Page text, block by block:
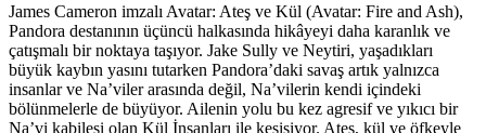
James Cameron imzalı Avatar: Ateş ve Kül (Avatar: Fire and Ash),
Pandora destanının üçüncü halkasında hikâyeyi daha karanlık ve
çatışmalı bir noktaya taşıyor. Jake Sully ve Neytiri, yaşadıkları
büyük kaybın yasını tutarken Pandora’daki savaş artık yalnızca
insanlar ve Na’viler arasında değil, Na’vilerin kendi içindeki
bölünmelerle de büyüyor. Ailenin yolu bu kez agresif ve yıkıcı bir
Na’vi kabilesi olan Kül İnsanları ile kesişiyor. Ateş, kül ve öfkeyle